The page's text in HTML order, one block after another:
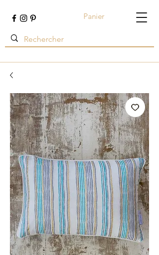
Panier